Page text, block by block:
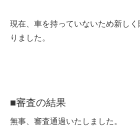
現在、車を持っていないため新し
りました。
■審査の結果
無事、審査通過いたしました。